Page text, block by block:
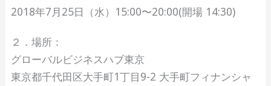
2018年7月25日（水）15:00〜20:00(開場 14:30)
２．場所：
グローバルビジネスハブ東京
東京都千代田区大手町1丁目9-2 大手町フィナンシャ